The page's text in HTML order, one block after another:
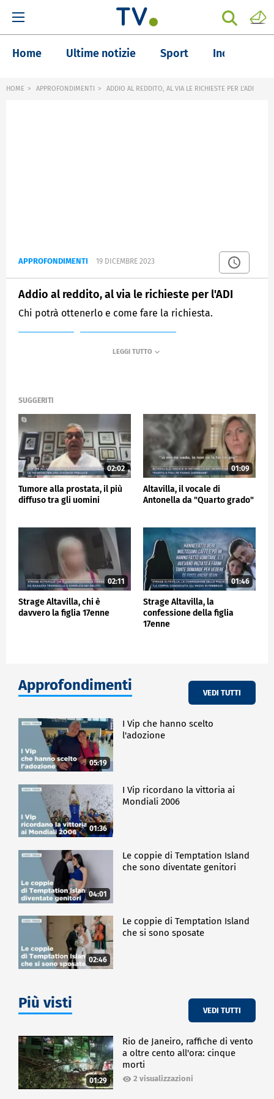
Home Ultime notizie Sport Inchieste
HOME APPROFONDIMENTI ADDIO AL REDDITO, AL VIA LE RICHIESTE PER L'ADI
APPROFONDIMENTI 19 DICEMBRE 2023
Addio al reddito, al via le richieste per l'ADI
Chi potrà ottenerlo e come fare la richiesta.
SUGGERITI
02:02
Tumore alla prostata, il più
diffuso tra gli uomini
01:09
Altavilla, il vocale di
Antonella da "Quarto grado"
02:11
Strage Altavilla, chi è
davvero la figlia 17enne
01:46
Strage Altavilla, la
confessione della figlia
17enne
Approfondimenti VEDI TUTTI
05:19
I Vip che hanno scelto
l'adozione
01:36
I Vip ricordano la vittoria ai
Mondiali 2006
04:01
Le coppie di Temptation Island
che sono diventate genitori
02:46
Le coppie di Temptation Island
che si sono sposate
Più visti VEDI TUTTI
01:29
Rio de Janeiro, raffiche di vento
a oltre cento all'ora: cinque
morti
2 visualizzazioni